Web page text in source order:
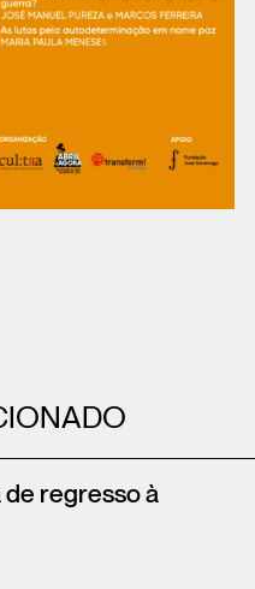
regresso à